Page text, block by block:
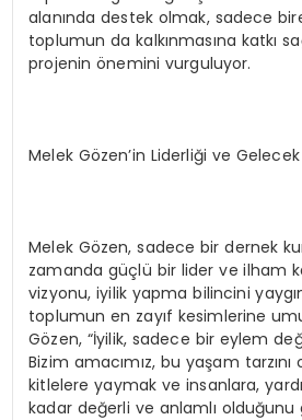
alanında destek olmak, sadece
toplumun da kalkınmasına katkı
projenin önemini vurguluyor.
Melek Gözen’in Liderliği ve
Melek Gözen, sadece bir dernek
zamanda güçlü bir lider ve ilham
vizyonu, iyilik yapma bilincini
toplumun en zayıf kesimlerine
Gözen, “İyilik, sadece bir eylem
Bizim amacımız, bu yaşam
kitlelere yaymak ve insanlara,
kadar değerli ve anlamlı olduğunu